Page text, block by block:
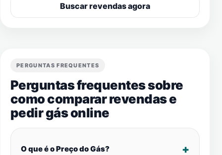
Buscar revendas agora
PERGUNTAS FREQUENTES
Perguntas frequentes sobre
como comparar revendas e
pedir gás online
O que é o Preço do Gás?